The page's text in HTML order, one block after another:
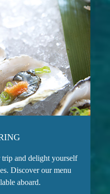
and delight yourself
Discover our menu
aboard.